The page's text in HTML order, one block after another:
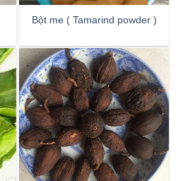
Bột me ( Tamarind powder )